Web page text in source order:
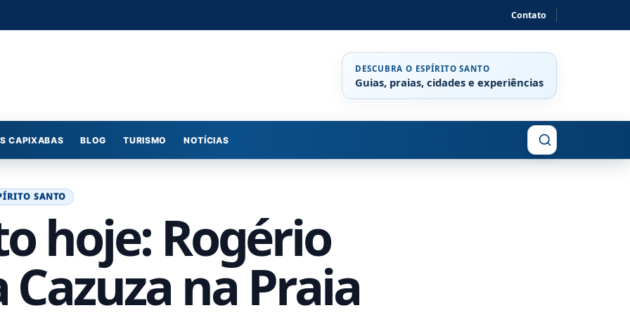
Contato
DESCUBRA O ESPÍRITO SANTO
Guias, praias, cidades e experiências
Buscar
CAPIXABAS BLOG TURISMO NOTÍCIAS
SANTO
hoje: Rogério
na Praia